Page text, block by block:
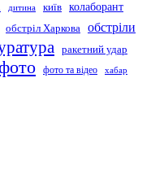
дитина київ колаборант
обстріл Харкова обстріли
ракетний удар
фото та відео хабар